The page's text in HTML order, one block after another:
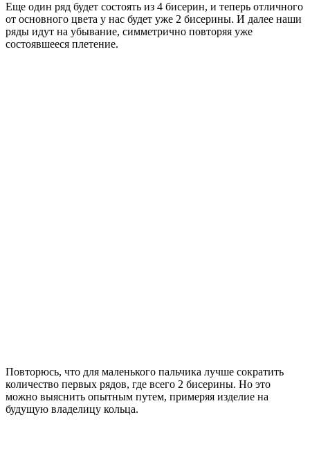
Еще один ряд будет состоять из 4 бисерин, и теперь отличного
от основного цвета у нас будет уже 2 бисерины. И далее наши
ряды идут на убывание, симметрично повторяя уже
состоявшееся плетение.
Повторюсь, что для маленького пальчика лучше сократить
количество первых рядов, где всего 2 бисерины. Но это
можно выяснить опытным путем, примеряя изделие на
будущую владелицу кольца.